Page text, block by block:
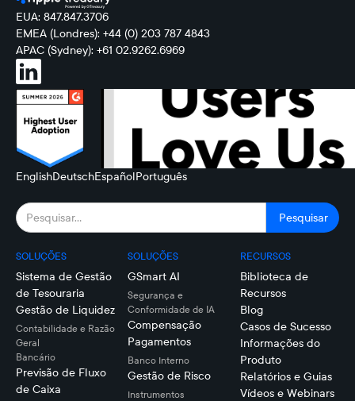
EUA: 847.847.3706
EMEA (Londres): +44 (0) 203 787 4843
APAC (Sydney): +61 02.9262.6969
EnglishDeutschEspañolPortuguês
SOLUÇÕES
Sistema de Gestão
de Tesouraria
Gestão de Liquidez
Contabilidade e Razão
Geral
Bancário
Previsão de Fluxo
de Caixa
SOLUÇÕES
GSmart AI
Segurança e
Conformidade de IA
Compensação
Pagamentos
Banco Interno
Gestão de Risco
Instrumentos
RECURSOS
Biblioteca de
Recursos
Blog
Casos de Sucesso
Informações do
Produto
Relatórios e Guias
Vídeos e Webinars